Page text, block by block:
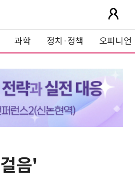
과학 정치·정책 오피니언
음'